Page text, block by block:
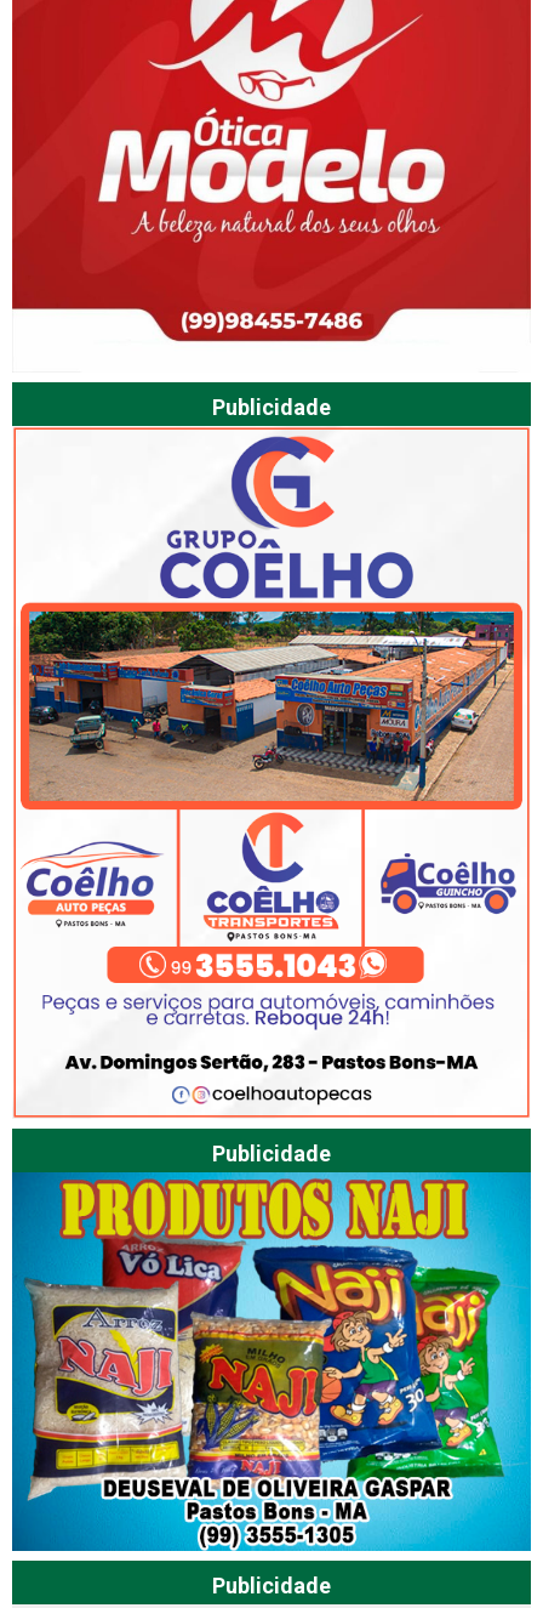
Publicidade
Publicidade
Publicidade